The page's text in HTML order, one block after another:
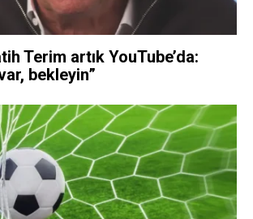
Terim artık YouTube’da:
bekleyin”